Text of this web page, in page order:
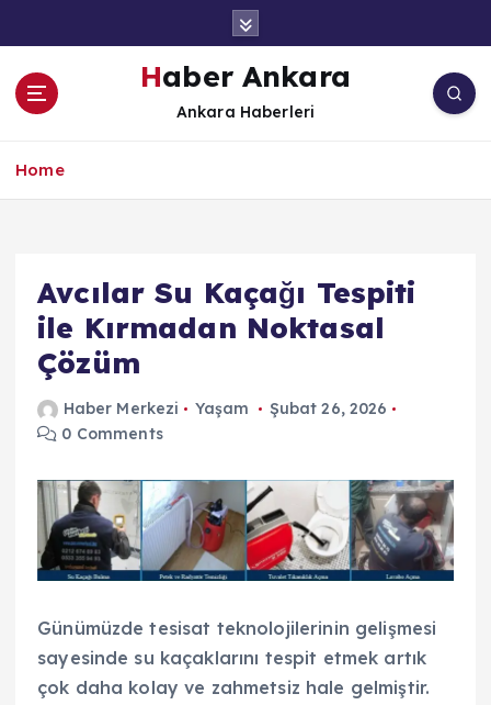
Haber Ankara
Ankara Haberleri
Home
Avcılar Su Kaçağı Tespiti
ile Kırmadan Noktasal
Çözüm
Haber Merkezi Yaşam
Şubat 26, 2026
0 Comments
Günümüzde tesisat teknolojilerinin gelişmesi
sayesinde su kaçaklarını tespit etmek artık
çok daha kolay ve zahmetsiz hale gelmiştir.